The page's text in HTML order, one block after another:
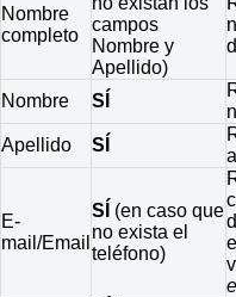
Nombre
completo
campos
Nombre y
Apellido)
Nombre SÍ
Apellido SÍ
E-
mail/Email
SÍ (en caso que
no exista el
teléfono)